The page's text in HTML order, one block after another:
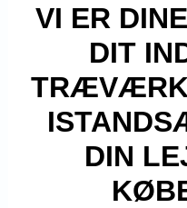
VI ER
DIT
TRÆVÆRK
DIN